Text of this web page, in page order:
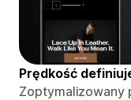
Prędkość
Zoptymalizowany